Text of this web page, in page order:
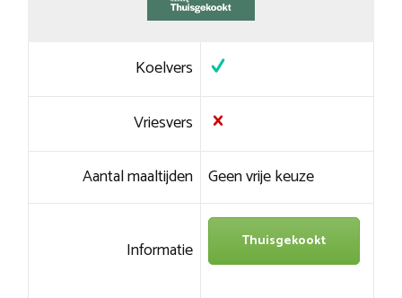
Koelvers
Vriesvers
Aantal maaltijden Geen vrije keuze
Informatie Thuisgekookt